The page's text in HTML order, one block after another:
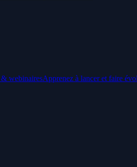
webinairesApprenez à lancer et faire